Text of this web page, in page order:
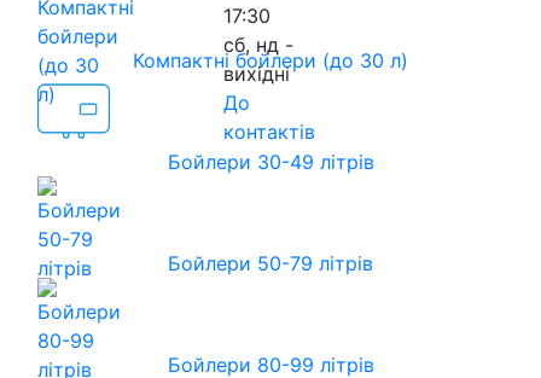
17:30
сб, нд -
вихідні
До
контактів
Компактні бойлери (до 30 л)
Бойлери 30-49 літрів
Бойлери 50-79 літрів
Бойлери 80-99 літрів